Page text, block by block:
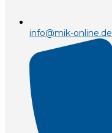
info@mik-online.de